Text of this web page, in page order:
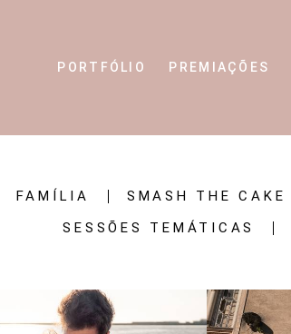
PORTFÓLIO PREMIAÇÕES
FAMÍLIA SMASH THE CAKE
SESSÕES TEMÁTICAS